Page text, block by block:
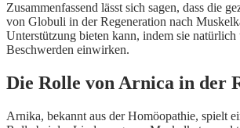
Zusammenfassend lässt sich sagen, dass die
von Globuli in der Regeneration nach
Unterstützung bieten kann, indem sie natürlich
Beschwerden einwirken.
Die Rolle von Arnica in der
Arnika, bekannt aus der Homöopathie, spielt